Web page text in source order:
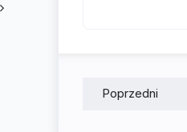
Poprzedni